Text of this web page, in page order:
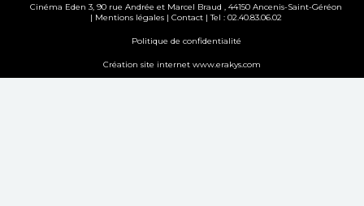
Cinéma Eden 3, 90 rue Andrée et Marcel Braud , 44150 Ancenis-Saint-Géréon
| Mentions légales | Contact | Tel : 02.40.83.06.02
Politique de confidentialité
Création site internet www.erakys.com